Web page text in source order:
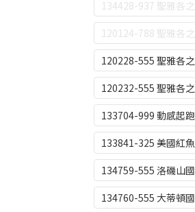
134428-937 聖雅各
120124-788 聖雅各
120228-555 聖雅各
120232-555 聖雅各
133704-999 動感起跑
133841-325 美國紅魚
134759-555 洛磯山
134760-555 大蒂頓